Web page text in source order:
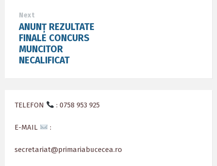
Next
ANUNȚ REZULTATE
FINALE CONCURS
MUNCITOR
NECALIFICAT
TELEFON : 0758 953 925
E-MAIL :
secretariat@primariabucecea.ro